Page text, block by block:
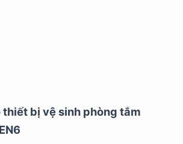
bị vệ sinh phòng tắm